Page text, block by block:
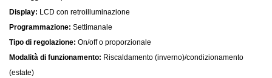
Display: LCD con retroilluminazione
Programmazione: Settimanale
Tipo di regolazione: On/off o proporzionale
Modalità di funzionamento: Riscaldamento (inverno)/condizionamento
(estate)